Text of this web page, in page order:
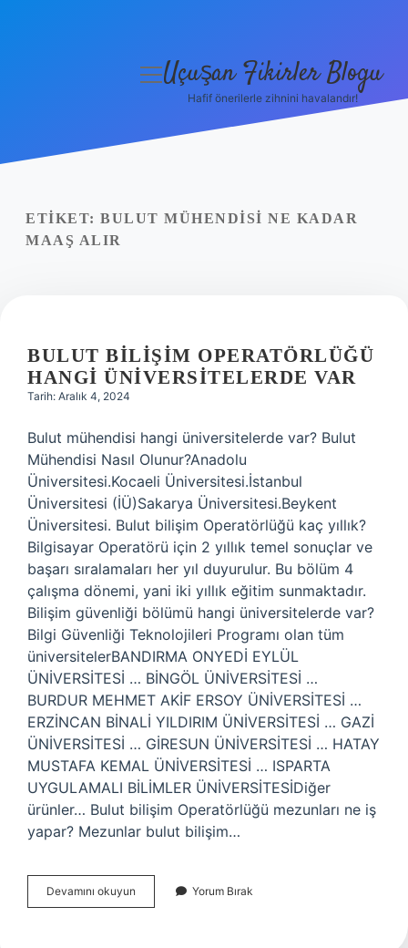
Yasal Uyarı
menüyü
Uçuşan Fikirler Blogu
Hafif önerilerle zihnini havalandır!
ETIKET: BULUT MÜHENDISI NE KADAR
MAAŞ ALIR
BULUT BILIŞIM OPERATÖRLÜĞÜ
HANGI ÜNIVERSITELERDE VAR
Tarih: Aralık 4, 2024
Bulut mühendisi hangi üniversitelerde var? Bulut
Mühendisi Nasıl Olunur?Anadolu
Üniversitesi.Kocaeli Üniversitesi.İstanbul
Üniversitesi (İÜ)Sakarya Üniversitesi.Beykent
Üniversitesi. Bulut bilişim Operatörlüğü kaç yıllık?
Bilgisayar Operatörü için 2 yıllık temel sonuçlar ve
başarı sıralamaları her yıl duyurulur. Bu bölüm 4
çalışma dönemi, yani iki yıllık eğitim sunmaktadır.
Bilişim güvenliği bölümü hangi üniversitelerde var?
Bilgi Güvenliği Teknolojileri Programı olan tüm
üniversitelerBANDIRMA ONYEDİ EYLÜL
ÜNİVERSİTESİ … BİNGÖL ÜNİVERSİTESİ …
BURDUR MEHMET AKİF ERSOY ÜNİVERSİTESİ …
ERZİNCAN BİNALİ YILDIRIM ÜNİVERSİTESİ … GAZİ
ÜNİVERSİTESİ … GİRESUN ÜNİVERSİTESİ … HATAY
MUSTAFA KEMAL ÜNİVERSİTESİ … ISPARTA
UYGULAMALI BİLİMLER ÜNİVERSİTESİDiğer
ürünler… Bulut bilişim Operatörlüğü mezunları ne iş
yapar? Mezunlar bulut bilişim…
Devamını okuyun
Bilişim
Yorum Bırak